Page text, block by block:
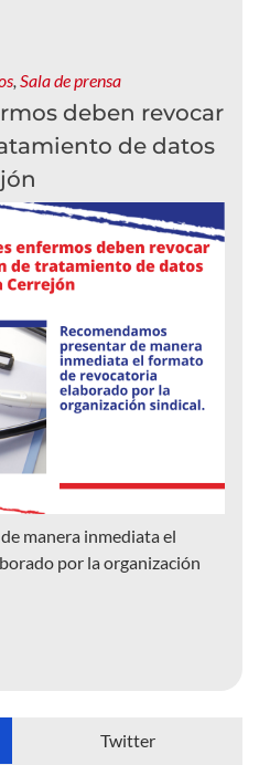
, Sala de prensa
deben revocar
de datos
manera inmediata el
por la organización
Twitter